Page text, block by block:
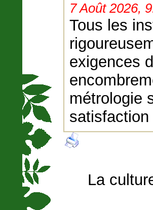
7 Août 2026,
Tous les
exigences
métrologie
La